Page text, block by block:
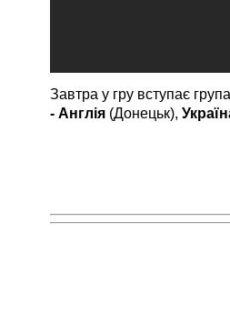
Завтра у гру вступає
- Англія (Донецьк),